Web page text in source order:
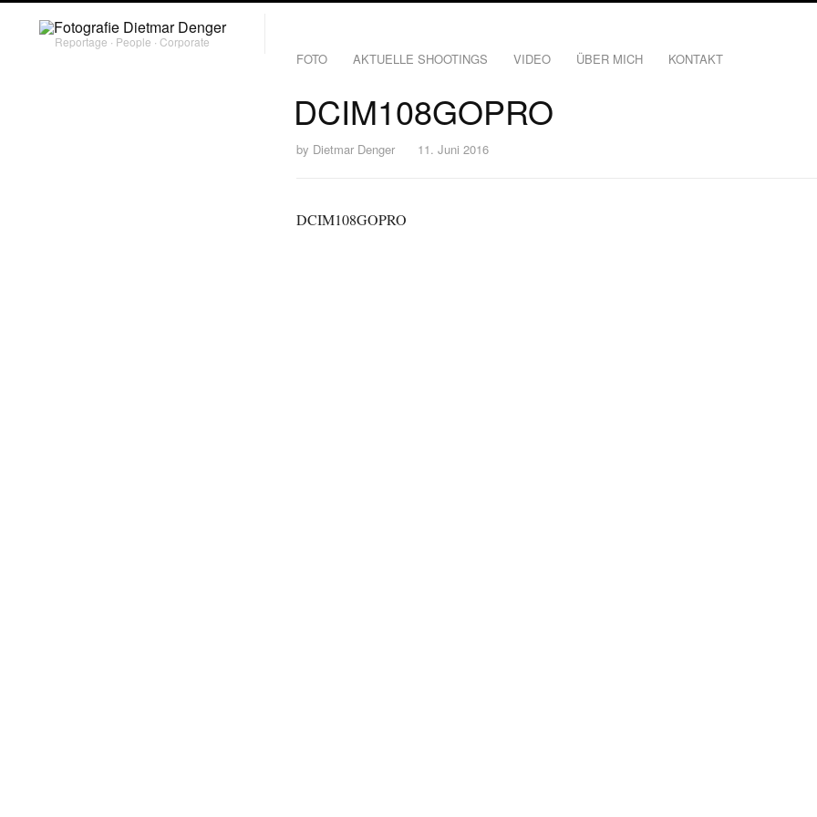
Reportage ∙ People ∙ Corporate
FOTO AKTUELLE SHOOTINGS VIDEO ÜBER MICH KONTAKT
DCIM108GOPRO
by Dietmar Denger 11. Juni 2016
DCIM108GOPRO